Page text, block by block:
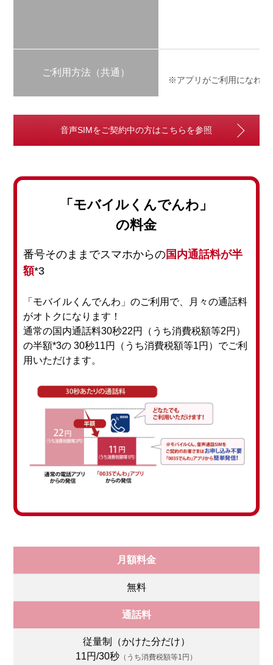
ご利用方法（共通）
※アプリがご利用になれな
音声SIMをご契約中の方はこちらを参照
「モバイルくんでんわ」
の料金
番号そのままでスマホからの国内通話料が半
額*3
「モバイルくんでんわ」のご利用で、月々の通話料
がオトクになります！
通常の国内通話料30秒22円（うち消費税額等2円）
の半額*3の 30秒11円（うち消費税額等1円）でご利
用いただけます。
月額料金
無料
通話料
従量制（かけた分だけ）
11円/30秒 （うち消費税額等1円）